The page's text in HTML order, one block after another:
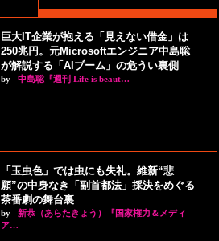
巨大IT企業が抱える「見えない借金」は
250兆円。元Microsoftエンジニア中島聡
が解説する「AIブーム」の危うい裏側
by 中島聡『週刊 Life is beaut…
「玉虫色」では虫にも失礼。維新“悲
願”の中身なき「副首都法」採決をめぐる
茶番劇の舞台裏
by
新恭（あらたきょう）『国家権力＆メディ
ア…